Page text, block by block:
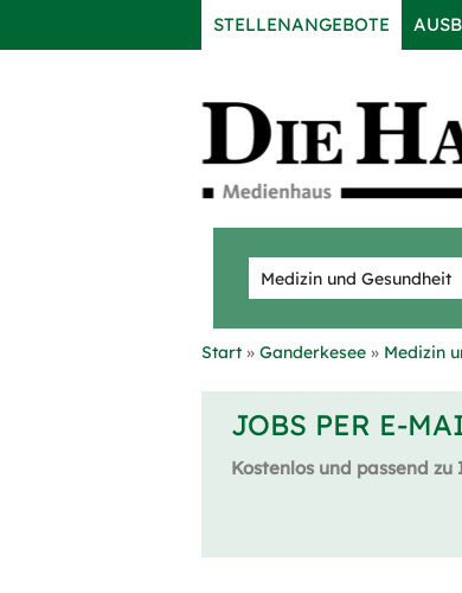
STELLENANGEBOTE
Start Ganderkesee Medizin
JOBS PER E-
Kostenlos und passend zu